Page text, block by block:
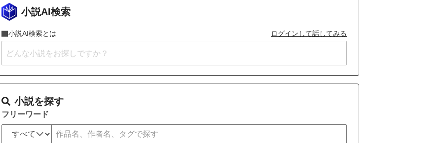
小説AI検索
小説AI検索とは ログインして話してみる
小説を探す
フリーワード